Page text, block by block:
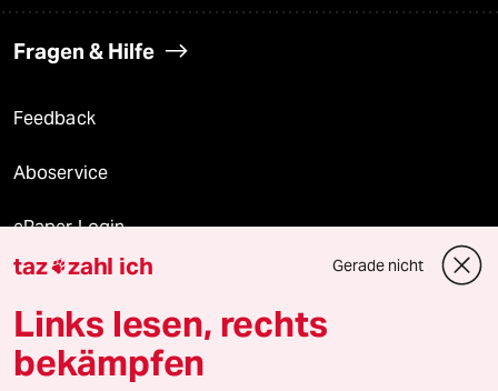
Fragen & Hilfe
Feedback
Aboservice
ePaper Login
Downloads für Abonnierende
© 2026 taz Verlags und Vertriebs GmbH
taz zahl ich Gerade nicht
Links lesen, rechts
bekämpfen